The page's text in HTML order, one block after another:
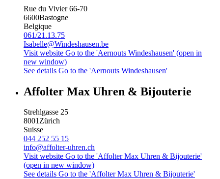
Rue du Vivier 66-70
6600Bastogne
Belgique
061/21.13.75
Isabelle@Windeshausen.be
Visit website Go to the 'Aernouts Windeshausen' (open in
new window)
See details Go to the 'Aernouts Windeshausen'
Affolter Max Uhren & Bijouterie
Strehlgasse 25
8001Zürich
Suisse
044 252 55 15
info@affolter-uhren.ch
Visit website Go to the 'Affolter Max Uhren & Bijouterie'
(open in new window)
See details Go to the 'Affolter Max Uhren & Bijouterie'